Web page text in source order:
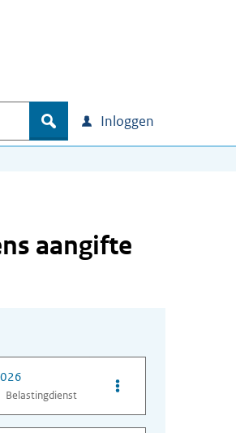
zoek Inloggen
aangifte
Belastingdienst
Opties van bestand